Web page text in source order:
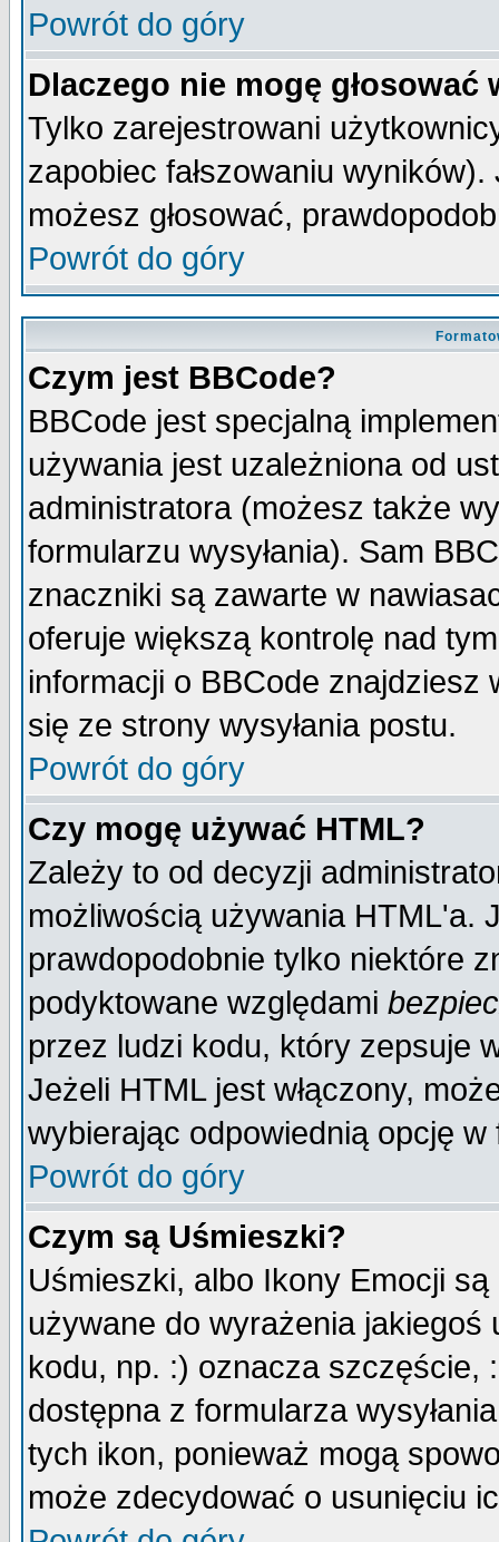
Powrót do góry
Dlaczego nie mogę głosować
Tylko zarejestrowani
zapobiec fałszowaniu
możesz głosować,
Powrót do góry
Czym jest BBCode?
BBCode jest specjalną
używania jest uzależniona od
administratora (możesz także
formularzu wysyłania). Sam
znaczniki są zawarte w
oferuje większą kontrolę nad
informacji o BBCode
się ze strony wysyłania postu.
Powrót do góry
Czy mogę używać HTML?
Zależy to od decyzji
możliwością używania HTML'a.
prawdopodobnie tylko niektóre
podyktowane względami
przez ludzi kodu, który zepsuje
Jeżeli HTML jest włączony,
wybierając odpowiednią opcję w
Powrót do góry
Czym są Uśmieszki?
Uśmieszki, albo Ikony Emocji
używane do wyrażenia
kodu, np. :) oznacza szczęście,
dostępna z formularza
tych ikon, ponieważ mogą
może zdecydować o usunięciu